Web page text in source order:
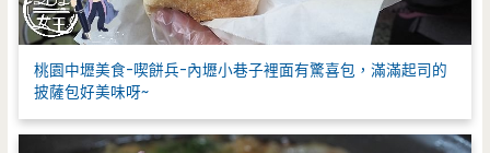
桃園中壢美食-喫餅兵-內壢小巷子裡面有驚喜包，滿滿起司的
披薩包好美味呀~